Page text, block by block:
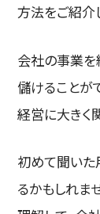
方法をご紹介
会社の事業を
儲けることが
経営に大きく
初めて聞い
るかもしれま